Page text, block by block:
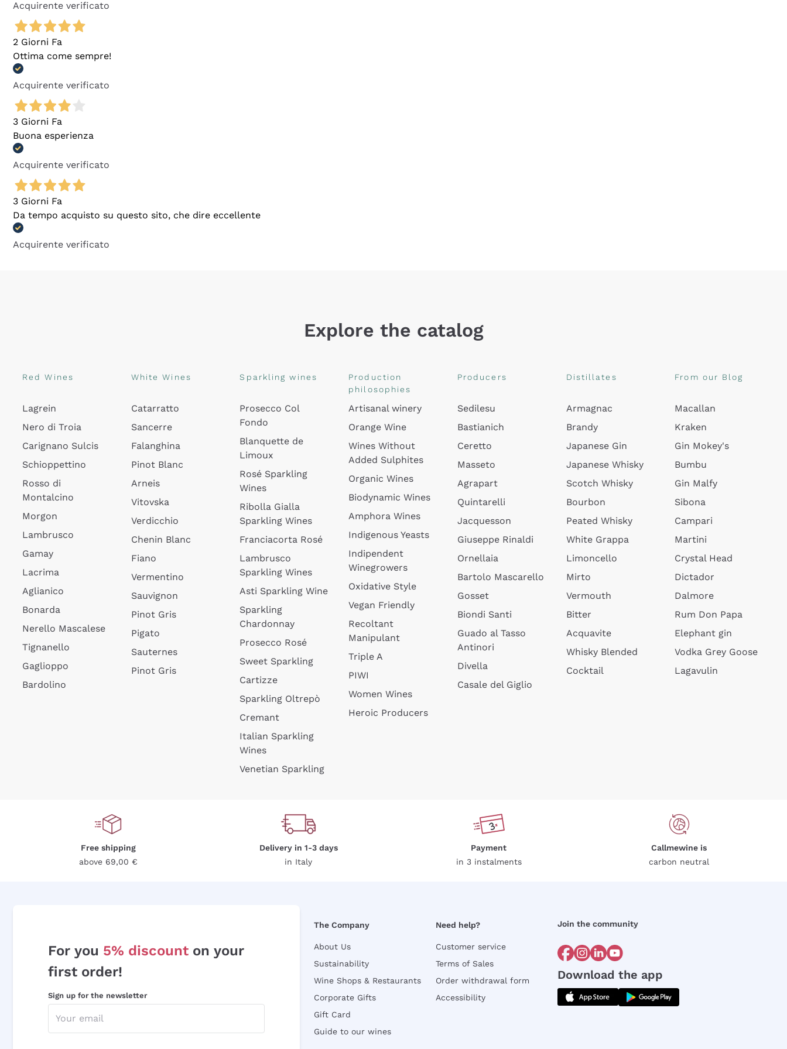
Acquirente verificato
2 Giorni Fa
Ottima come sempre!
Acquirente verificato
3 Giorni Fa
Buona esperienza
Acquirente verificato
3 Giorni Fa
Da tempo acquisto su questo sito, che dire eccellente
Acquirente verificato
Explore the catalog
Red Wines
Lagrein
Nero di Troia
Carignano Sulcis
Schioppettino
Rosso di
Montalcino
Morgon
Lambrusco
Gamay
Lacrima
Aglianico
Bonarda
Nerello Mascalese
Tignanello
Gaglioppo
Bardolino
White Wines
Catarratto
Sancerre
Falanghina
Pinot Blanc
Arneis
Vitovska
Verdicchio
Chenin Blanc
Fiano
Vermentino
Sauvignon
Pinot Gris
Pigato
Sauternes
Pinot Gris
Sparkling wines
Prosecco Col
Fondo
Blanquette de
Limoux
Rosé Sparkling
Wines
Ribolla Gialla
Sparkling Wines
Franciacorta Rosé
Lambrusco
Sparkling Wines
Asti Sparkling Wine
Sparkling
Chardonnay
Prosecco Rosé
Sweet Sparkling
Cartizze
Sparkling Oltrepò
Cremant
Italian Sparkling
Wines
Venetian Sparkling
Production
philosophies
Artisanal winery
Orange Wine
Wines Without
Added Sulphites
Organic Wines
Biodynamic Wines
Amphora Wines
Indigenous Yeasts
Indipendent
Winegrowers
Oxidative Style
Vegan Friendly
Recoltant
Manipulant
Triple A
PIWI
Women Wines
Heroic Producers
Producers
Sedilesu
Bastianich
Ceretto
Masseto
Agrapart
Quintarelli
Jacquesson
Giuseppe Rinaldi
Ornellaia
Bartolo Mascarello
Gosset
Biondi Santi
Guado al Tasso
Antinori
Divella
Casale del Giglio
Distillates
Armagnac
Brandy
Japanese Gin
Japanese Whisky
Scotch Whisky
Bourbon
Peated Whisky
White Grappa
Limoncello
Mirto
Vermouth
Bitter
Acquavite
Whisky Blended
Cocktail
From our Blog
Macallan
Kraken
Gin Mokey's
Bumbu
Gin Malfy
Sibona
Campari
Martini
Crystal Head
Dictador
Dalmore
Rum Don Papa
Elephant gin
Vodka Grey Goose
Lagavulin
Free shipping
above 69,00 €
Delivery in 1-3 days
in Italy
Payment
in 3 instalments
Callmewine is
carbon neutral
For you 5% discount on your
first order!
Sign up for the newsletter
The Company
About Us
Sustainability
Wine Shops & Restaurants
Corporate Gifts
Gift Card
Guide to our wines
Need help?
Customer service
Terms of Sales
Order withdrawal form
Accessibility
Join the community
Download the app